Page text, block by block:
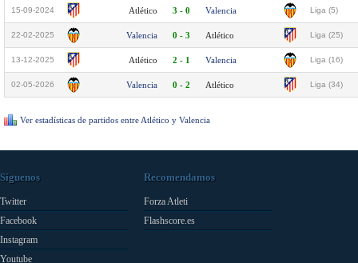
15-09-2024 Atlético 3 - 0 Valencia Liga (5)
22-02-2025 Valencia 0 - 3 Atlético Liga (25)
13-12-2025 Atlético 2 - 1 Valencia Liga (16)
02-05-2026 Valencia 0 - 2 Atlético Liga (34)
Ver estadísticas de partidos entre Atlético y Valencia
Síguenos
Twitter
Facebook
Instagram
Youtube
Recomendamos
Forza Atleti
Flashscore.es